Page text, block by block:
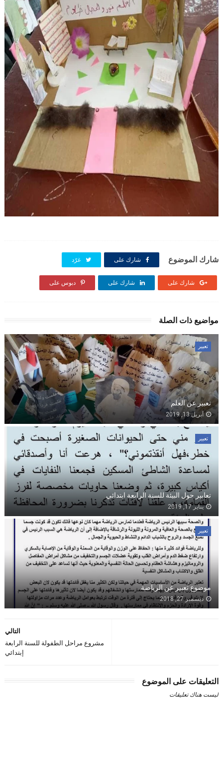
شارك الموضوع شارك على غرّد
شارك على شارك على دبوس على
مواضيع ذات الصلة
تعبير
تعبير عن العلم
أبريل 13, 2019
تعبير
تعابير حول البيئة للسنة الرابعة ابتدائي
يناير 17, 2019
تعبير
موضوع تعبير عن الرياضة
ديسمبر 27, 2018
التالي
مشروع مراحل الطفولة للسنة الرابعة
إبتدائي
التعليقات على الموضوع
ليست هناك تعليقات